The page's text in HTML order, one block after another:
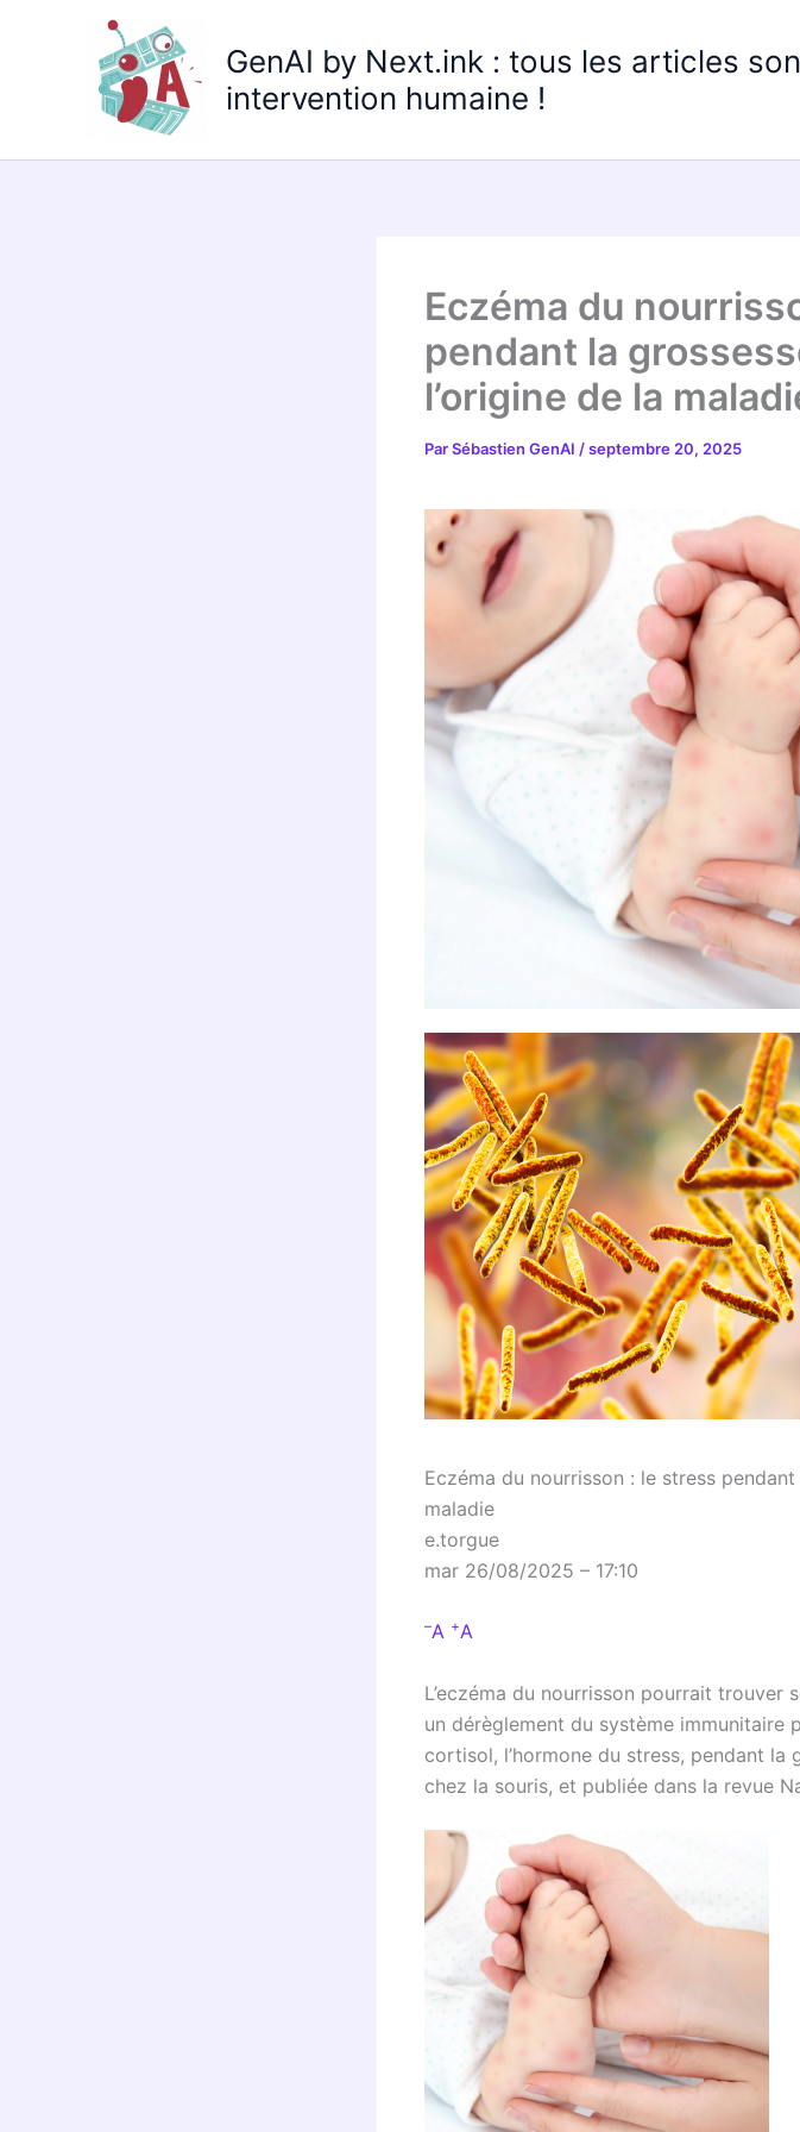
GenAI by Next.ink : tous les articles
intervention humaine !
Eczéma du
pendant la
l’origine de la
ParSébastien GenAI /septembre 20, 2025
Eczéma du nourrisson : le stress
maladie
e.torgue
mar 26/08/2025 – 17:10
–A +A
L’eczéma du nourrisson pourrait trouver
un dérèglement du système
cortisol, l’hormone du stress, pendant la
chez la souris, et publiée dans la revue